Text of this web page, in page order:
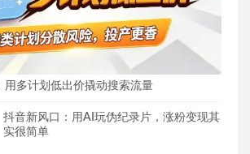
用多计划低出价撬动搜索流量
抖音新风口：用AI玩伪纪录片，涨粉变现其
实很简单